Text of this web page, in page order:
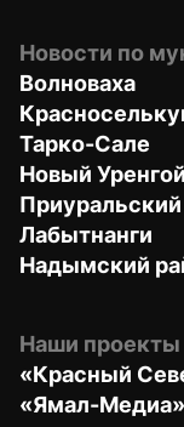
Новости по
Волноваха
Тарко-Сале
Новый Уренгой
Приуральский
Лабытнанги
Надымский
Наши проекты
«Красный
«Ямал-Медиа»